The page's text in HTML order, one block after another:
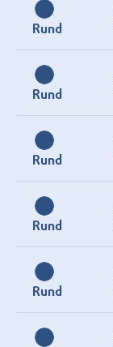
Rund
Rund
Rund
Rund
Rund